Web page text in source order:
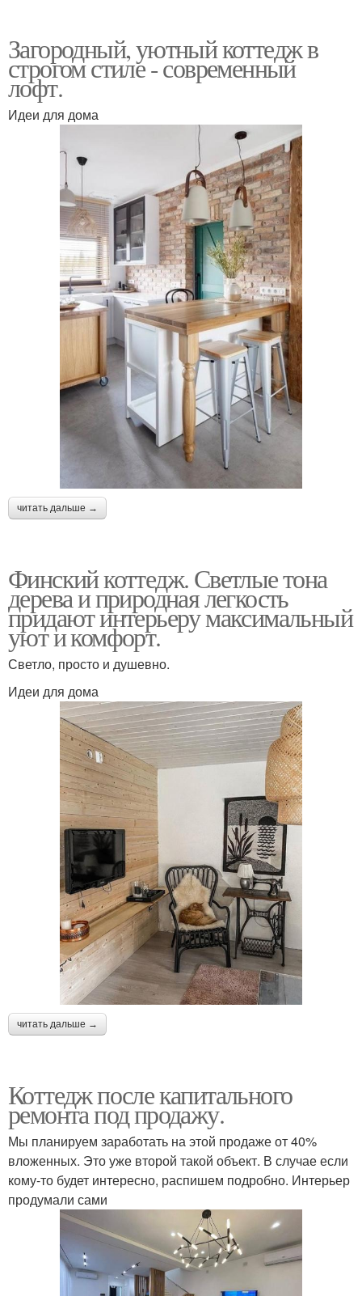
Загородный, уютный коттедж в
строгом стиле - современный
лофт.
Идеи для дома
читать дальше →
Финский коттедж. Светлые тона
дерева и природная легкость
придают интерьеру максимальный
уют и комфорт.
Светло, просто и душевно.
Идеи для дома
читать дальше →
Коттедж после капитального
ремонта под продажу.
Мы планируем заработать на этой продаже от 40%
вложенных. Это уже второй такой объект. В случае если
кому-то будет интересно, распишем подробно. Интерьер
продумали сами